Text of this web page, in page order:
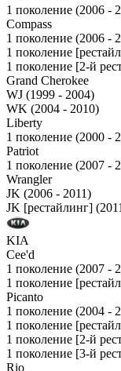
1 поколение (2006 -
Compass
1 поколение (2006 -
1 поколение
1 поколение [2-й
Grand Cherokee
WJ (1999 - 2004)
WK (2004 - 2010)
Liberty
1 поколение (2000 -
Patriot
1 поколение (2007 -
Wrangler
JK (2006 - 2011)
JK [рестайлинг]
KIA
Cee'd
1 поколение (2007 -
1 поколение
Picanto
1 поколение (2004 -
1 поколение
1 поколение [2-й
1 поколение [3-й
Rio